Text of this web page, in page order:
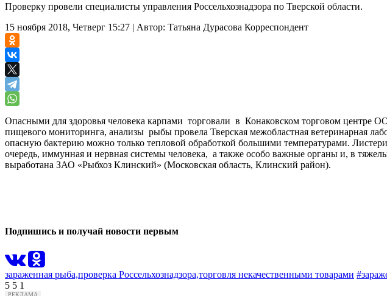
Проверку провели специалисты управления Россельхознадзора по Тверской области.
15 ноября 2018, Четверг 15:27 | Автор: Татьяна Дурасова Корреспондент
Опасными для здоровья человека карпами торговали в Конаковском торговом центре
пищевого мониторинга, анализы рыбы провела Тверская межобластная ветеринарная
опасную бактерию можно только тепловой обработкой большими температурами.
очередь, иммунная и нервная системы человека, а также особо важные органы и, в
выработана ЗАО «Рыбхоз Клинский» (Московская область, Клинский район).
Подпишись и получай новости первым
зараженная рыба,проверка Россельхознадзора,торговля некачественными товарами
5 5 1